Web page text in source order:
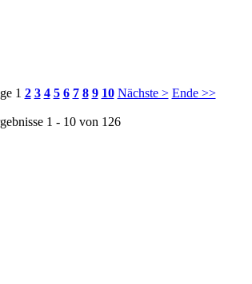
1 2 3 4 5 6 7 8 9 10 Nächste > Ende >>
1 - 10 von 126